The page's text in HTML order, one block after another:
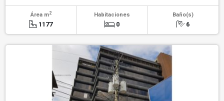
Área m2
1177
Habitaciones
0
Baño(s)
6